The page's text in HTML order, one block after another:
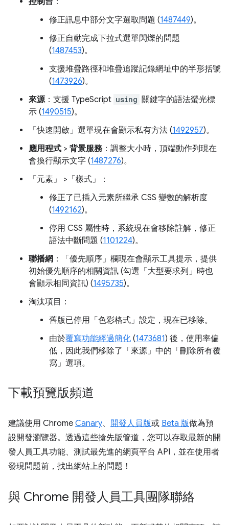
修正訊息中部分文字選取問題 (1487449)。
修正自動完成下拉式選單閃爍的問題
(1487453)。
支援堆疊路徑和堆疊追蹤記錄網址中的半形括號
(1473926)。
來源：支援 TypeScript using 關鍵字的語法螢光標
示 (1490515)。
「快速開啟」 選單現在會顯示私有方法 (1492957)。
應用程式 > 背景服務 ：調整大小時，頂端動作列現在
會換行顯示文字 (1487276)。
「元素」
>「樣式」
：
修正了已插入元素所繼承 CSS 變數的解析度
(1492162)。
停用 CSS 屬性時，系統現在會移除註解，修正
語法中斷問題 (1101224)。
聯播網 ：「優先順序」 欄現在會顯示工具提示，提供
初始優先順序的相關資訊 (勾選「大型要求列」 時也
會顯示相同資訊) (1495735)。
淘汰項目：
舊版已停用「色彩格式」 設定，現在已移除。
由於覆寫功能經過簡化 (1473681) 後，使用率偏
低，因此我們移除了「來源」 中的「刪除所有覆
寫」選項。
下載預覽版頻道
建議使用 Chrome Canary、 開發人員版或 Beta 版做為預
設開發瀏覽器。透過這些搶先版管道，您可以存取最新的開
發人員工具功能、測試最先進的網頁平台 API，並在使用者
發現問題前，找出網站上的問題！
與 Chrome 開發人員工具團隊聯絡